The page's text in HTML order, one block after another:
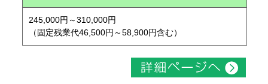
245,000円～310,000円
（固定残業代46,500円～58,900円含む）